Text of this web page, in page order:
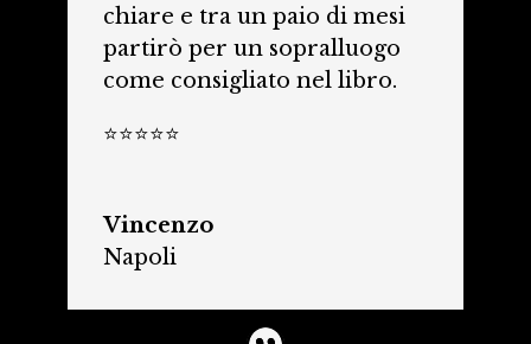
chiare e tra un paio di mesi
partirò per un sopralluogo
come consigliato nel libro.
⭐⭐⭐⭐⭐
Vincenzo
Napoli